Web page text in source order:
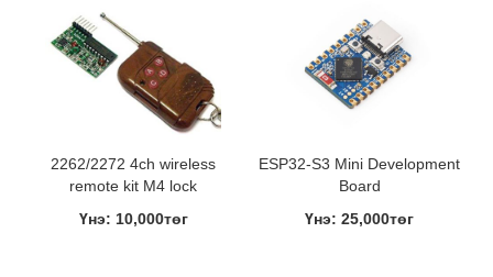
2262/2272 4ch wireless
remote kit M4 lock
Үнэ: 10,000төг
ESP32-S3 Mini Development
Board
Үнэ: 25,000төг